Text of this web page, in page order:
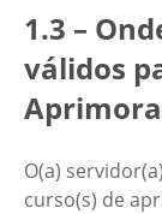
1.3 –
válidos
O(a)
curso(s) de